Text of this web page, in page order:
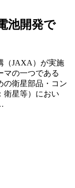
池開発で
（JAXA）が実施
マの一つである
の衛星部品・コン
衛星等）におい